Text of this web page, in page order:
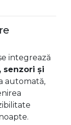
integrează
și
automată,